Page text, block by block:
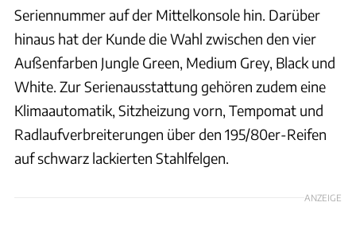
Seriennummer auf der Mittelkonsole hin. Darüber
hinaus hat der Kunde die Wahl zwischen den vier
Außenfarben Jungle Green, Medium Grey, Black und
White. Zur Serienausstattung gehören zudem eine
Klimaautomatik, Sitzheizung vorn, Tempomat und
Radlaufverbreiterungen über den 195/80er-Reifen
auf schwarz lackierten Stahlfelgen.
ANZEIGE